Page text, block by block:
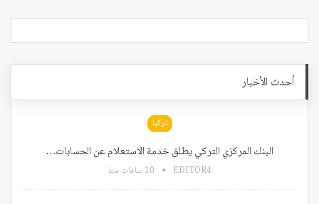
أحدث الأخبار
تركيا
البنك المركزي التركي يطلق خدمة الاستعلام عن الحسابات…
EDITOR4 10 ساعات منذ